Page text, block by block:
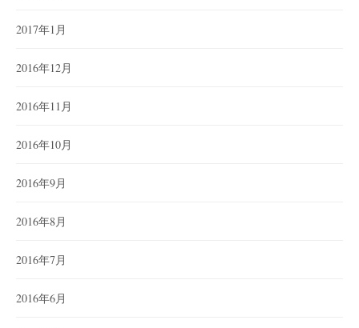
2017年1月
2016年12月
2016年11月
2016年10月
2016年9月
2016年8月
2016年7月
2016年6月